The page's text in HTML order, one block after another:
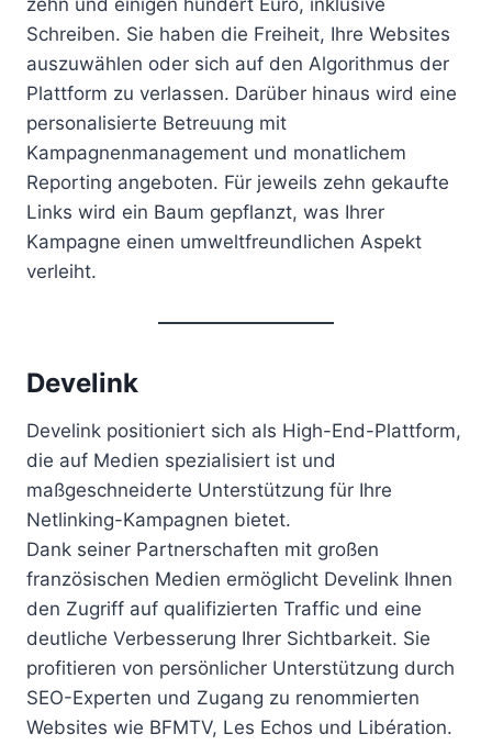
zehn und einigen hundert Euro, inklusive
Schreiben. Sie haben die Freiheit, Ihre Websites
auszuwählen oder sich auf den Algorithmus der
Plattform zu verlassen. Darüber hinaus wird eine
personalisierte Betreuung mit
Kampagnenmanagement und monatlichem
Reporting angeboten. Für jeweils zehn gekaufte
Links wird ein Baum gepflanzt, was Ihrer
Kampagne einen umweltfreundlichen Aspekt
verleiht.
Develink
Develink positioniert sich als High-End-Plattform,
die auf Medien spezialisiert ist und
maßgeschneiderte Unterstützung für Ihre
Netlinking-Kampagnen bietet.
Dank seiner Partnerschaften mit großen
französischen Medien ermöglicht Develink Ihnen
den Zugriff auf qualifizierten Traffic und eine
deutliche Verbesserung Ihrer Sichtbarkeit. Sie
profitieren von persönlicher Unterstützung durch
SEO-Experten und Zugang zu renommierten
Websites wie BFMTV, Les Echos und Libération.